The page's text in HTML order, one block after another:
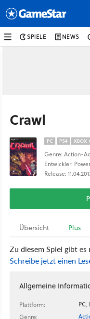
SPIELE NEWS
Crawl
PC PS4 XBOX
Genre: Action-
Entwickler:
Release:
Übersicht Plus
Zu diesem Spiel gibt es
Schreibe jetzt einen
Allgemeine
Plattform:
PC,
Genre: